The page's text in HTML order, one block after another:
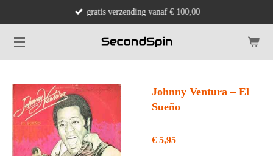
naar
de
gratis verzending vanaf € 100,00
Johnny Ventura ‎– El
Sueño
€ 5,95